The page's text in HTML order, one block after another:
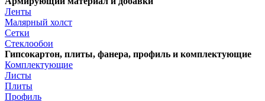
Ленты
Малярный холст
Сетки
Стеклообои
Гипсокартон, плиты, фанера, профиль и комплектующие
Комплектующие
Листы
Плиты
Профиль